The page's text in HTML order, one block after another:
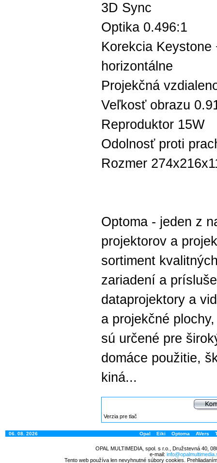
3D Sync
Optika 0.496:1
Korekcia Keystone
horizontálne
Projekčná
Veľkosť obrazu
Reproduktor 15W
Odolnosť proti
Rozmer
Optoma - jeden z
projektorov a
sortiment
zariadení a
dataprojektory a
a projekčné
sú určené pre
domáce použitie,
kiná...
Verzia pre tlač
06. 08. 2026 Opal Eiki Optoma AVers
OPAL MULTIMEDIA, spol. s r.o., Družstevná 40,
e-mail:
Tento web používa len nevyhnutné súbory cookies.